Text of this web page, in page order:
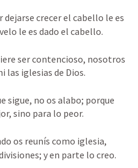
crecer el cabello le es
le es dado el cabello.
ser contencioso, nosotros
iglesias de Dios.
sigue, no os alabo; porque
sino para lo peor.
os reunís como iglesia,
y en parte lo creo.